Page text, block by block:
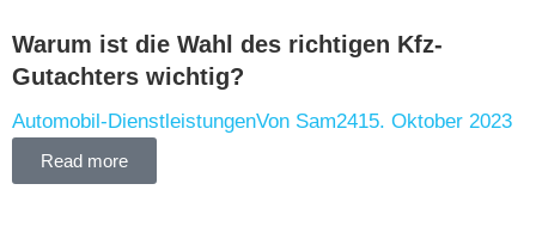
Warum ist die Wahl des richtigen Kfz-
Gutachters wichtig?
Automobil-DienstleistungenVon Sam2415. Oktober 2023
Read more